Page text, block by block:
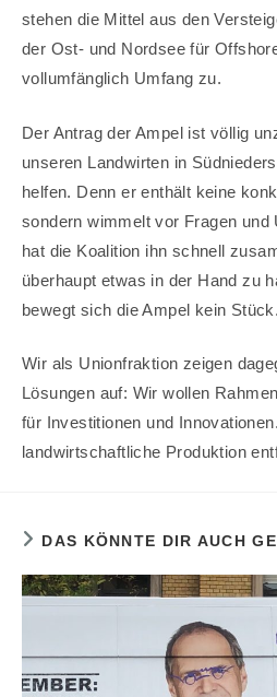
stehen die Mittel aus den
der Ost- und Nordsee für
vollumfänglich Umfang zu.
Der Antrag der Ampel ist völlig
unseren Landwirten in
helfen. Denn er enthält keine
sondern wimmelt vor Fragen und
hat die Koalition ihn schnell
überhaupt etwas in der Hand zu
bewegt sich die Ampel kein Stück.
Wir als Unionfraktion zeigen
Lösungen auf: Wir wollen
für Investitionen und
landwirtschaftliche Produktion
DAS KÖNNTE DIR AUCH